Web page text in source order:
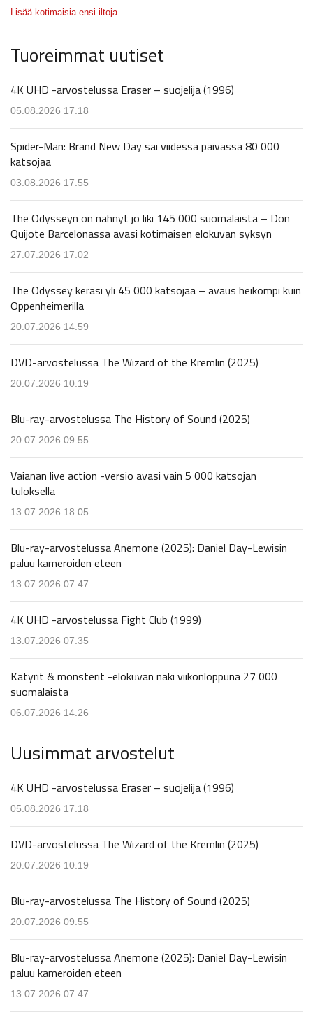
Lisää kotimaisia ensi-iltoja
Tuoreimmat uutiset
4K UHD -arvostelussa Eraser – suojelija (1996)
05.08.2026 17.18
Spider-Man: Brand New Day sai viidessä päivässä 80 000
katsojaa
03.08.2026 17.55
The Odysseyn on nähnyt jo liki 145 000 suomalaista – Don
Quijote Barcelonassa avasi kotimaisen elokuvan syksyn
27.07.2026 17.02
The Odyssey keräsi yli 45 000 katsojaa – avaus heikompi kuin
Oppenheimerilla
20.07.2026 14.59
DVD-arvostelussa The Wizard of the Kremlin (2025)
20.07.2026 10.19
Blu-ray-arvostelussa The History of Sound (2025)
20.07.2026 09.55
Vaianan live action -versio avasi vain 5 000 katsojan
tuloksella
13.07.2026 18.05
Blu-ray-arvostelussa Anemone (2025): Daniel Day-Lewisin
paluu kameroiden eteen
13.07.2026 07.47
4K UHD -arvostelussa Fight Club (1999)
13.07.2026 07.35
Kätyrit & monsterit -elokuvan näki viikonloppuna 27 000
suomalaista
06.07.2026 14.26
Uusimmat arvostelut
4K UHD -arvostelussa Eraser – suojelija (1996)
05.08.2026 17.18
DVD-arvostelussa The Wizard of the Kremlin (2025)
20.07.2026 10.19
Blu-ray-arvostelussa The History of Sound (2025)
20.07.2026 09.55
Blu-ray-arvostelussa Anemone (2025): Daniel Day-Lewisin
paluu kameroiden eteen
13.07.2026 07.47